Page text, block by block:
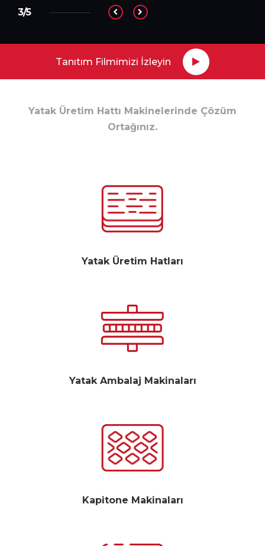
Tanıtım Filmimizi İzleyin
3/5
Yatak Üretim Hattı Makinelerinde Çözüm
Ortağınız.
Yatak Üretim Hatları
Yatak Ambalaj Makinaları
Kapitone Makinaları